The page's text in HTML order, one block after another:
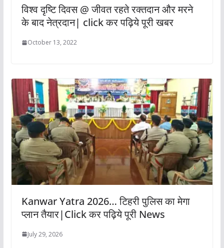
विश्व दृष्टि दिवस @ जीवत रहते रक्तदान और मरने
के बाद नेत्रदान| click कर पढ़िये पूरी खबर
October 13, 2022
Kanwar Yatra 2026… टिहरी पुलिस का मेगा
प्लान तैयार|Click कर पढ़िये पूरी News
July 29, 2026